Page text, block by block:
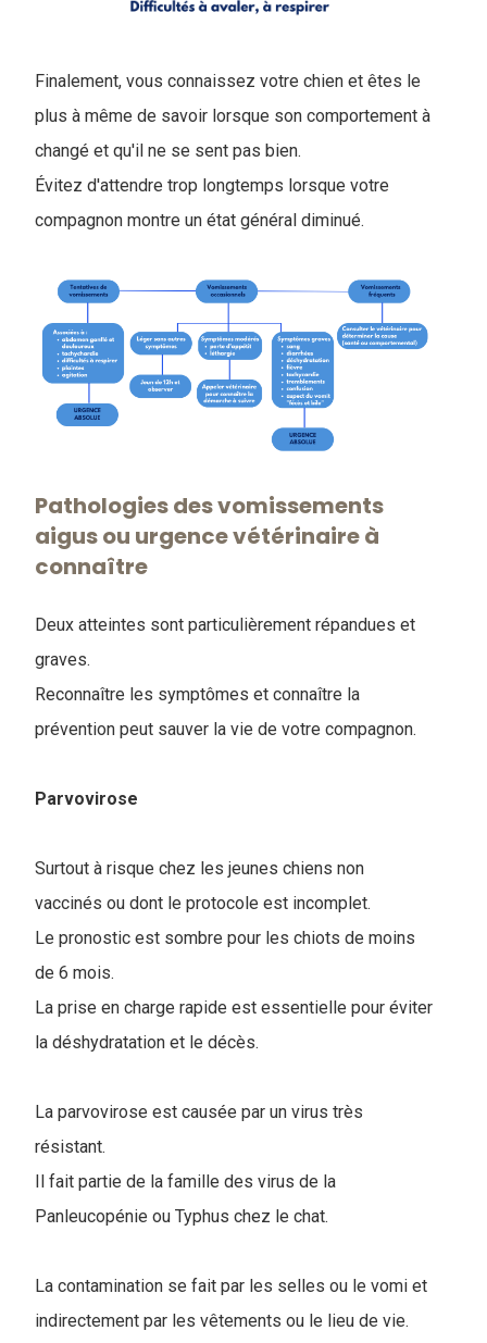
Finalement, vous connaissez votre chien et êtes le
plus à même de savoir lorsque son comportement à
changé et qu'il ne se sent pas bien.
Évitez d'attendre trop longtemps lorsque votre
compagnon montre un état général diminué.
Pathologies des vomissements
aigus ou urgence vétérinaire à
connaître
Deux atteintes sont particulièrement répandues et
graves.
Reconnaître les symptômes et connaître la
prévention peut sauver la vie de votre compagnon.
Parvovirose
Surtout à risque chez les jeunes chiens non
vaccinés ou dont le protocole est incomplet.
Le pronostic est sombre pour les chiots de moins
de 6 mois.
La prise en charge rapide est essentielle pour éviter
la déshydratation et le décès.
La parvovirose est causée par un virus très
résistant.
Il fait partie de la famille des virus de la
Panleucopénie ou Typhus chez le chat.
La contamination se fait par les selles ou le vomi et
indirectement par les vêtements ou le lieu de vie.